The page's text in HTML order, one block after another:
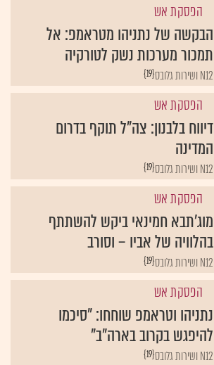
הפסקת אש
הבקשה של נתניהו מטראמפ: אל
תמכור מערכות נשק לטורקיה
{19} N12 ושירות גלובס
הפסקת אש
דיווח בלבנון: צה"ל תוקף בדרום
המדינה
{19} N12 ושירות גלובס
הפסקת אש
מוג'תבא חמינאי ביקש להשתתף
בהלוויה של אביו – וסורב
{19} N12 ושירות גלובס
הפסקת אש
נתניהו וטראמפ שוחחו: "סיכמו
להיפגש בקרוב בארה"ב"
{19} N12 ושירות גלובס